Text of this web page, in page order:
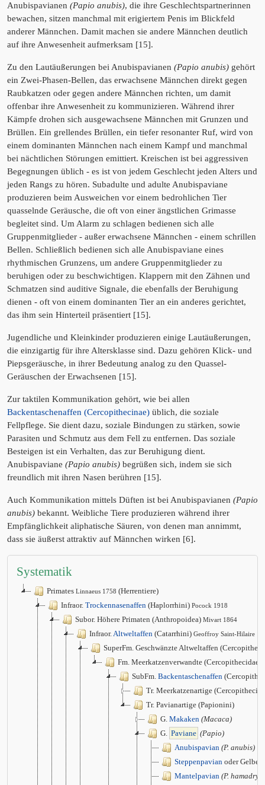
Anubispavianen (Papio anubis), die ihre Geschlechtspartnerinnen
bewachen, sitzen manchmal mit erigiertem Penis im Blickfeld
anderer Männchen. Damit machen sie andere Männchen deutlich
auf ihre Anwesenheit aufmerksam [15].
Zu den Lautäußerungen bei Anubispavianen (Papio anubis) gehört
ein Zwei-Phasen-Bellen, das erwachsene Männchen direkt gegen
Raubkatzen oder gegen andere Männchen richten, um damit
offenbar ihre Anwesenheit zu kommunizieren. Während ihrer
Kämpfe drohen sich ausgewachsene Männchen mit Grunzen und
Brüllen. Ein grellendes Brüllen, ein tiefer resonanter Ruf, wird von
einem dominanten Männchen nach einem Kampf und manchmal
bei nächtlichen Störungen emittiert. Kreischen ist bei aggressiven
Begegnungen üblich - es ist von jedem Geschlecht jeden Alters und
jeden Rangs zu hören. Subadulte und adulte Anubispaviane
produzieren beim Ausweichen vor einem bedrohlichen Tier
quasselnde Geräusche, die oft von einer ängstlichen Grimasse
begleitet sind. Um Alarm zu schlagen bedienen sich alle
Gruppenmitglieder - außer erwachsene Männchen - einem schrillen
Bellen. Schließlich bedienen sich alle Anubispaviane eines
rhythmischen Grunzens, um andere Gruppenmitglieder zu
beruhigen oder zu beschwichtigen. Klappern mit den Zähnen und
Schmatzen sind auditive Signale, die ebenfalls der Beruhigung
dienen - oft von einem dominanten Tier an ein anderes gerichtet,
das ihm sein Hinterteil präsentiert [15].
Jugendliche und Kleinkinder produzieren einige Lautäußerungen,
die einzigartig für ihre Altersklasse sind. Dazu gehören Klick- und
Piepsgeräusche, in ihrer Bedeutung analog zu den Quassel-
Geräuschen der Erwachsenen [15].
Zur taktilen Kommunikation gehört, wie bei allen
Backentaschenaffen (Cercopithecinae) üblich, die soziale
Fellpflege. Sie dient dazu, soziale Bindungen zu stärken, sowie
Parasiten und Schmutz aus dem Fell zu entfernen. Das soziale
Besteigen ist ein Verhalten, das zur Beruhigung dient.
Anubispaviane (Papio anubis) begrüßen sich, indem sie sich
freundlich mit ihren Nasen berühren [15].
Auch Kommunikation mittels Düften ist bei Anubispavianen (Papio
anubis) bekannt. Weibliche Tiere produzieren während ihrer
Empfänglichkeit aliphatische Säuren, von denen man annimmt,
dass sie äußerst attraktiv auf Männchen wirken [6].
Systematik
Primates Linnaeus 1758 (Herrentiere)
Infraor. Trockennasenaffen (Haplorrhini) Pocock 1918
Subor. Höhere Primaten (Anthropoidea) Mivart 1864
Infraor.Altweltaffen (Catarrhini) Geoffroy Saint-Hilaire
SuperFm. Geschwänzte Altweltaffen
Fm. Meerkatzenverwandte (Cercopithecidae)
SubFm. Backentaschenaffen
Tr. Meerkatzenartige
Tr. Pavianartige (Papionini)
G. Makaken (Macaca)
G. Paviane (Papio)
Anubispavian (P. anubis)
Steppenpavian oder Gelber
Mantelpavian (P.